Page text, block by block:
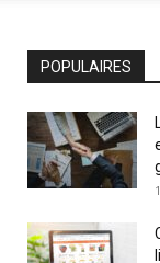
POPULAIRES